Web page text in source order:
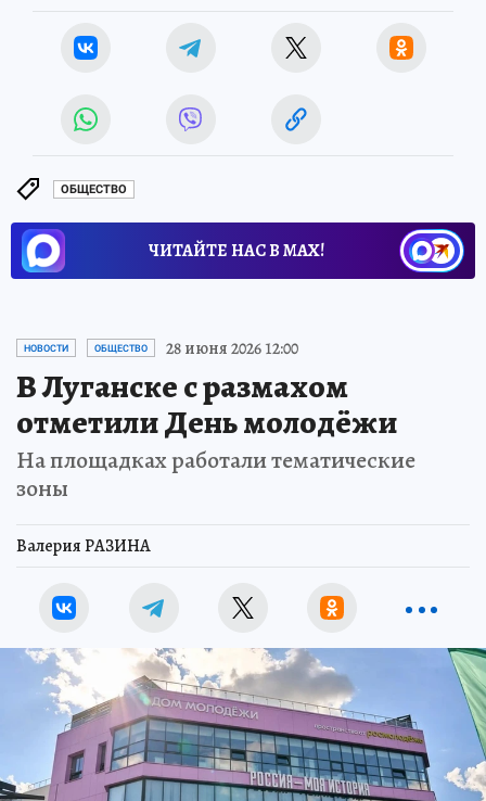
ОБЩЕСТВО
ЧИТАЙТЕ НАС В МАХ!
НОВОСТИ ОБЩЕСТВО 28 июня 2026 12:00
В Луганске с размахом
отметили День молодёжи
На площадках работали тематические
зоны
Валерия РАЗИНА